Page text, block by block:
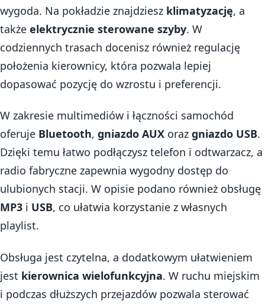
wygoda. Na pokładzie znajdziesz klimatyzację, a
także elektrycznie sterowane szyby. W
codziennych trasach docenisz również regulację
położenia kierownicy, która pozwala lepiej
dopasować pozycję do wzrostu i preferencji.
W zakresie multimediów i łączności samochód
oferuje Bluetooth, gniazdo AUX oraz gniazdo USB.
Dzięki temu łatwo podłączysz telefon i odtwarzacz, a
radio fabryczne zapewnia wygodny dostęp do
ulubionych stacji. W opisie podano również obsługę
MP3 i USB, co ułatwia korzystanie z własnych
playlist.
Obsługa jest czytelna, a dodatkowym ułatwieniem
jest kierownica wielofunkcyjna. W ruchu miejskim
i podczas dłuższych przejazdów pozwala sterować